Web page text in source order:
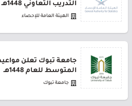
التدريب التعاوني 1448هـ
الهيئة العامة للإحصاء
جامعة تبوك تعلن
المتوسط للعام 1448هـ
جامعة تبوك